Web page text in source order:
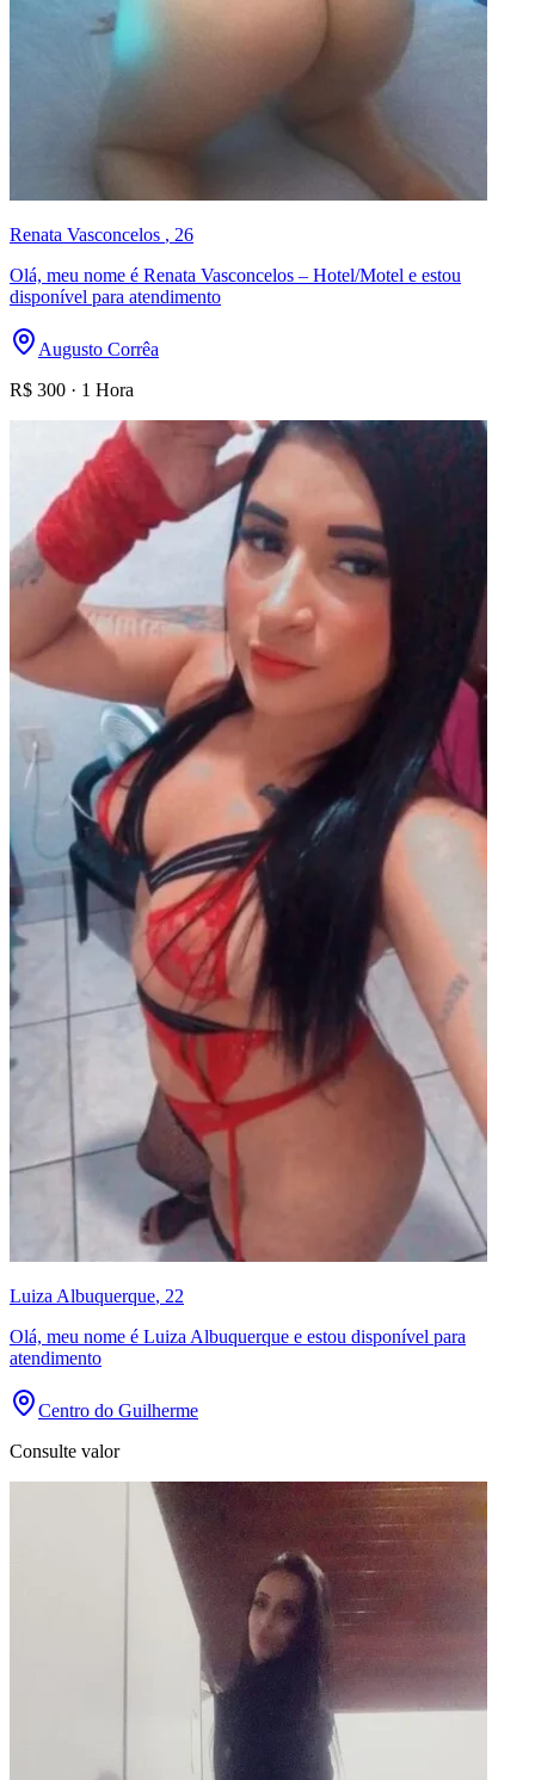
Renata Vasconcelos , 26
Olá, meu nome é Renata Vasconcelos – Hotel/Motel e estou
disponível para atendimento
Augusto Corrêa
R$ 300 · 1 Hora
Luiza Albuquerque, 22
Olá, meu nome é Luiza Albuquerque e estou disponível para
atendimento
Centro do Guilherme
Consulte valor